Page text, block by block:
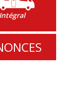
Intégral